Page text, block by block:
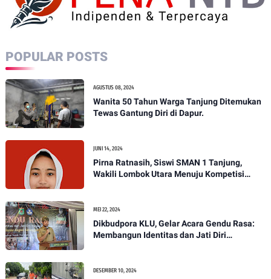
POPULAR POSTS
AGUSTUS 08, 2024
Wanita 50 Tahun Warga Tanjung Ditemukan
Tewas Gantung Diri di Dapur.
JUNI 14, 2024
Pirna Ratnasih, Siswi SMAN 1 Tanjung,
Wakili Lombok Utara Menuju Kompetisi
MEI 22, 2024
Dikbudpora KLU, Gelar Acara Gendu Rasa:
Membangun Identitas dan Jati Diri
DESEMBER 10, 2024